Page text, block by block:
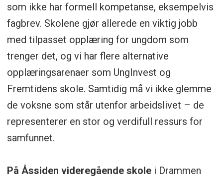
som ikke har formell kompetanse, eksempelvis
fagbrev. Skolene gjør allerede en viktig jobb
med tilpasset opplæring for ungdom som
trenger det, og vi har flere alternative
opplæringsarenaer som UngInvest og
Fremtidens skole. Samtidig må vi ikke glemme
de voksne som står utenfor arbeidslivet – de
representerer en stor og verdifull ressurs for
samfunnet.
På Åssiden videregående skolei Drammen